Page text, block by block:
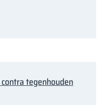
tegenhouden